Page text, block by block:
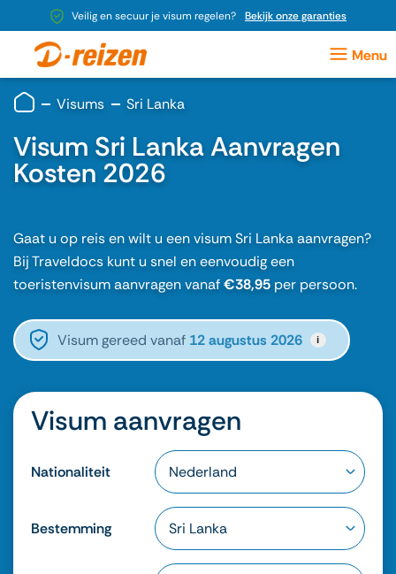
Veilig en secuur je visum regelen? Bekijk onze garanties
Visums Sri Lanka
Visum Sri Lanka Aanvragen
Kosten 2026
Gaat u op reis en wilt u een visum Sri Lanka aanvragen?
Bij Traveldocs kunt u snel en eenvoudig een
toeristenvisum aanvragen vanaf€38,95 per persoon.
Visum gereed vanaf 12 augustus 2026 i
Visum aanvragen
Nationaliteit
Bestemming